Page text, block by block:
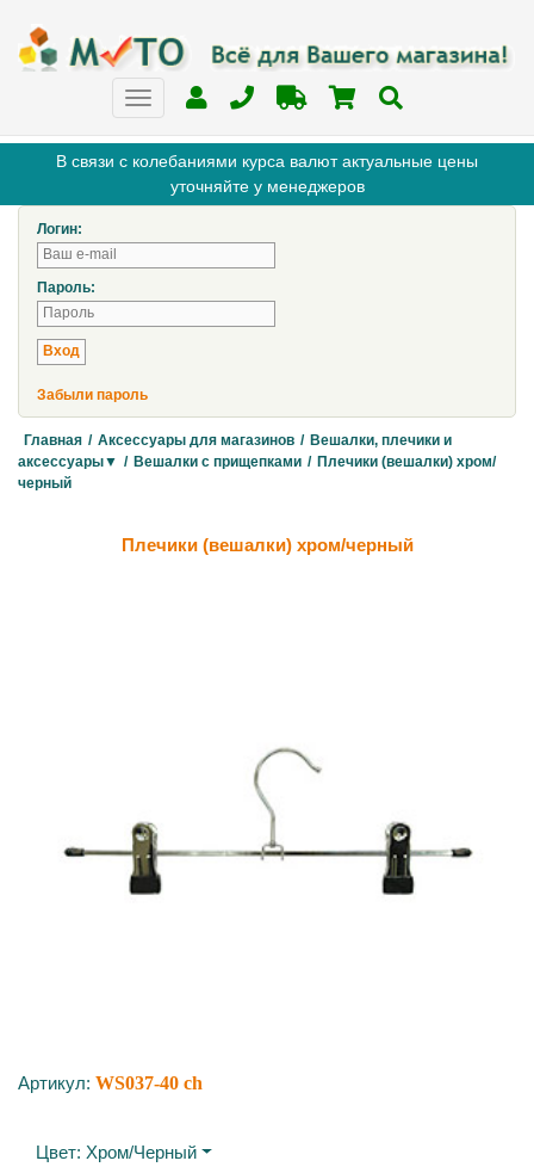
В связи с колебаниями курса валют актуальные цены
уточняйте у менеджеров
Логин:
Пароль:
Забыли пароль
Главная / Аксессуары для магазинов / Вешалки, плечики и
аксессуары▼ / Вешалки с прищепками / Плечики (вешалки) хром/
черный
Плечики (вешалки) хром/черный
Артикул: WS037-40 ch
Цвет: Хром/черный